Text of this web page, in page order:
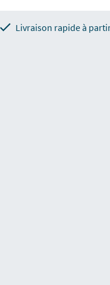
Livraison rapide à